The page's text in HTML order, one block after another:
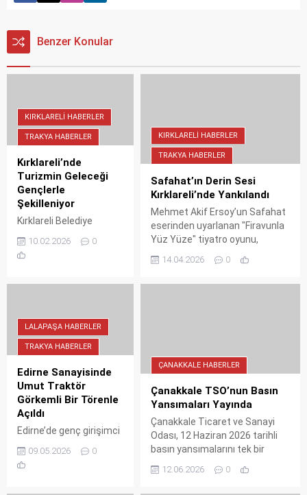
Benzer Konular
KIRKLARELI HABERLER
TRAKYA HABERLER
Kırklareli’nde
Turizmin Geleceği
Gençlerle
Şekilleniyor
Kırklareli Belediye
Çınar, Kırklareli
Üniversitesi 15. Kariyer
temsilcileriyle
buluşmasına destek
verdi.
10.02.2026 0
KIRKLARELI HABERLER
TRAKYA HABERLER
Safahat’ın Derin Sesi
Kırklareli’nde Yankılandı
Mehmet Akif Ersoy’un Safahat
eserinden uyarlanan "Firavunla
Yüz Yüze" tiyatro oyunu,
ve Burak Alp Yenilmez'in
14.04.2026 0
LALAPAŞA HABERLER
TRAKYA HABERLER
Edirne Sanayisinde
Umut Traktör
Görkemli Bir Törenle
Açıldı
Edirne’de genç girişimci
açılan Umut Traktör,
protokolün yoğun
09.05.2026 0
ÇANAKKALE HABERLER
Çanakkale TSO’nun Basın
Yansımaları Yayında
Çanakkale Ticaret ve Sanayi
Odası, 12 Haziran 2026 tarihli
basın yansımalarını tek bir
basında yer alan tüm haberlere
12.06.2026 0